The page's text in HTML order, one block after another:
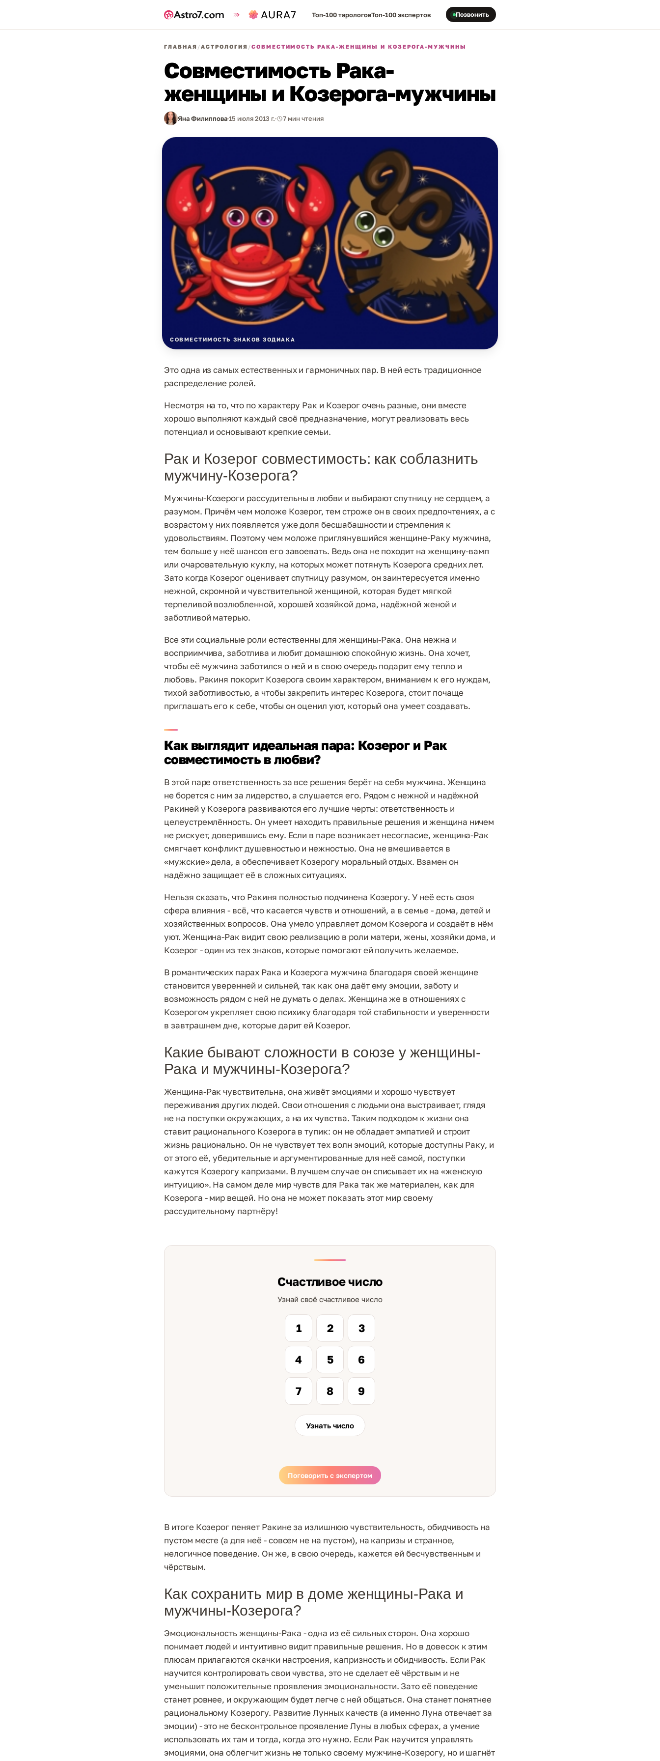
Топ-100 тарологовТоп-100 экспертов Позвонить
ГЛАВНАЯ /АСТРОЛОГИЯ /СОВМЕСТИМОСТЬ РАКА-ЖЕНЩИНЫ И КОЗЕРОГА-МУЖЧИНЫ
Совместимость Рака-
женщины и Козерога-мужчины
Яна Филиппова15 июля 2013 г. 7 мин чтения
СОВМЕСТИМОСТЬ ЗНАКОВ ЗОДИАКА
Это одна из самых естественных и гармоничных пар. В ней есть традиционное
распределение ролей.
Несмотря на то, что по характеру Рак и Козерог очень разные, они вместе
хорошо выполняют каждый своё предназначение, могут реализовать весь
потенциал и основывают крепкие семьи.
Рак и Козерог совместимость: как соблазнить
мужчину-Козерога?
Мужчины-Козероги рассудительны в любви и выбирают спутницу не сердцем, а
разумом. Причём чем моложе Козерог, тем строже он в своих предпочтениях, а с
возрастом у них появляется уже доля бесшабашности и стремления к
удовольствиям. Поэтому чем моложе приглянувшийся женщине-Раку мужчина,
тем больше у неё шансов его завоевать. Ведь она не походит на женщину-вамп
или очаровательную куклу, на которых может потянуть Козерога средних лет.
Зато когда Козерог оценивает спутницу разумом, он заинтересуется именно
нежной, скромной и чувствительной женщиной, которая будет мягкой
терпеливой возлюбленной, хорошей хозяйкой дома, надёжной женой и
заботливой матерью.
Все эти социальные роли естественны для женщины-Рака. Она нежна и
восприимчива, заботлива и любит домашнюю спокойную жизнь. Она хочет,
чтобы её мужчина заботился о ней и в свою очередь подарит ему тепло и
любовь. Ракиня покорит Козерога своим характером, вниманием к его нуждам,
тихой заботливостью, а чтобы закрепить интерес Козерога, стоит почаще
приглашать его к себе, чтобы он оценил уют, который она умеет создавать.
Как выглядит идеальная пара: Козерог и Рак
совместимость в любви?
В этой паре ответственность за все решения берёт на себя мужчина. Женщина
не борется с ним за лидерство, а слушается его. Рядом с нежной и надёжной
Ракиней у Козерога развиваются его лучшие черты: ответственность и
целеустремлённость. Он умеет находить правильные решения и женщина ничем
не рискует, доверившись ему. Если в паре возникает несогласие, женщина-Рак
смягчает конфликт душевностью и нежностью. Она не вмешивается в
«мужские» дела, а обеспечивает Козерогу моральный отдых. Взамен он
надёжно защищает её в сложных ситуациях.
Нельзя сказать, что Ракиня полностью подчинена Козерогу. У неё есть своя
сфера влияния - всё, что касается чувств и отношений, а в семье - дома, детей и
хозяйственных вопросов. Она умело управляет домом Козерога и создаёт в нём
уют. Женщина-Рак видит свою реализацию в роли матери, жены, хозяйки дома, и
Козерог - один из тех знаков, которые помогают ей получить желаемое.
В романтических парах Рака и Козерога мужчина благодаря своей женщине
становится уверенней и сильней, так как она даёт ему эмоции, заботу и
возможность рядом с ней не думать о делах. Женщина же в отношениях с
Козерогом укрепляет свою психику благодаря той стабильности и уверенности
в завтрашнем дне, которые дарит ей Козерог.
Какие бывают сложности в союзе у женщины-
Рака и мужчины-Козерога?
Женщина-Рак чувствительна, она живёт эмоциями и хорошо чувствует
переживания других людей. Свои отношения с людьми она выстраивает, глядя
не на поступки окружающих, а на их чувства. Таким подходом к жизни она
ставит рационального Козерога в тупик: он не обладает эмпатией и строит
жизнь рационально. Он не чувствует тех волн эмоций, которые доступны Раку, и
от этого её, убедительные и аргументированные для неё самой, поступки
кажутся Козерогу капризами. В лучшем случае он списывает их на «женскую
интуицию». На самом деле мир чувств для Рака так же материален, как для
Козерога - мир вещей. Но она не может показать этот мир своему
рассудительному партнёру!
Счастливое число
Узнай своё счастливое число
1 2 3
4 5 6
7 8 9
Узнать число
Поговорить с экспертом
В итоге Козерог пеняет Ракине за излишнюю чувствительность, обидчивость на
пустом месте (а для неё - совсем не на пустом), на капризы и странное,
нелогичное поведение. Он же, в свою очередь, кажется ей бесчувственным и
чёрствым.
Как сохранить мир в доме женщины-Рака и
мужчины-Козерога?
Эмоциональность женщины-Рака - одна из её сильных сторон. Она хорошо
понимает людей и интуитивно видит правильные решения. Но в довесок к этим
плюсам прилагаются скачки настроения, капризность и обидчивость. Если Рак
научится контролировать свои чувства, это не сделает её чёрствым и не
уменьшит положительные проявления эмоциональности. Зато её поведение
станет ровнее, и окружающим будет легче с ней общаться. Она станет понятнее
рациональному Козерогу. Развитие Лунных качеств (а именно Луна отвечает за
эмоции) - это не бесконтрольное проявление Луны в любых сферах, а умение
использовать их там и тогда, когда это нужно. Если Рак научится управлять
эмоциями, она облегчит жизнь не только своему мужчине-Козерогу, но и шагнёт